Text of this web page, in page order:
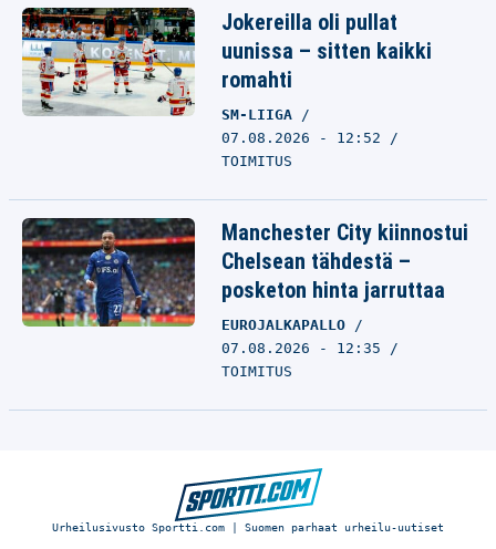
Jokereilla oli pullat
uunissa – sitten kaikki
romahti
SM-LIIGA
07.08.2026 - 12:52
TOIMITUS
Manchester City kiinnostui
Chelsean tähdestä –
posketon hinta jarruttaa
EUROJALKAPALLO
07.08.2026 - 12:35
TOIMITUS
Urheilusivusto Sportti.com | Suomen parhaat urheilu-uutiset